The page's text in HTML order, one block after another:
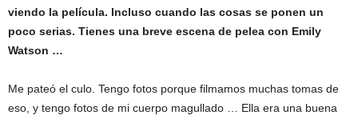
viendo la película. Incluso cuando las cosas se ponen un
poco serias. Tienes una breve escena de pelea con Emily
Watson …
Me pateó el culo. Tengo fotos porque filmamos muchas tomas de
eso, y tengo fotos de mi cuerpo magullado … Ella era una buena